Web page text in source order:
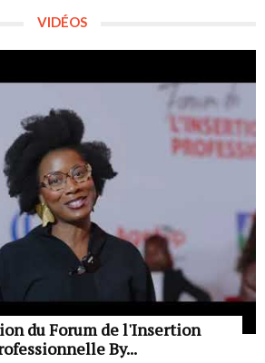
VIDÉOS
du Forum de l'Insertion
By...